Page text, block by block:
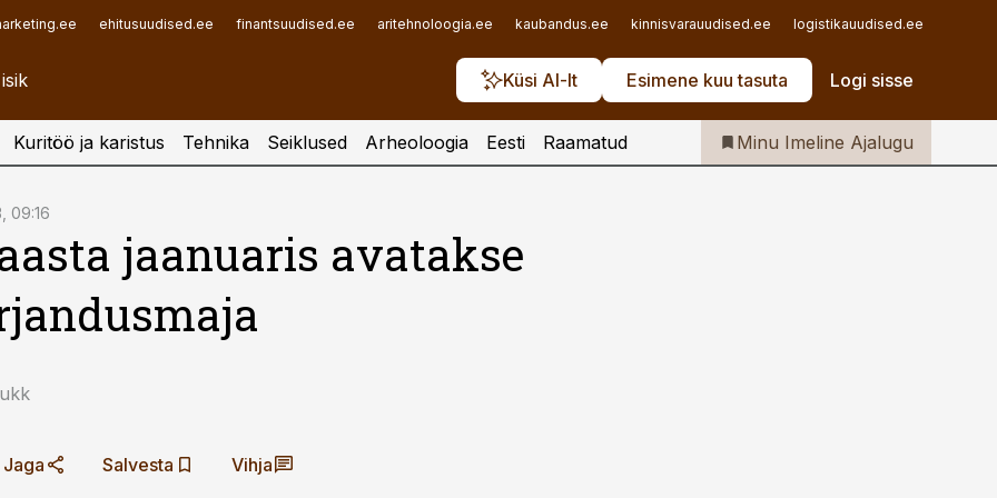
ehitusuudised.ee finantsuudised.ee aritehnoloogia.ee kaubandus.ee kinnisvarauudised.ee logistikauudised.ee
Küsi AI-lt Esimene kuu tasuta Logi sisse
Iseteenindus
Telli Imeline Ajalugu
Kuritöö ja karistus Tehnika Seiklused Arheoloogia Eesti Raamatud Minu Imeline Ajalugu
09:16
jaanuaris avatakse
Jaga Salvesta Vihja